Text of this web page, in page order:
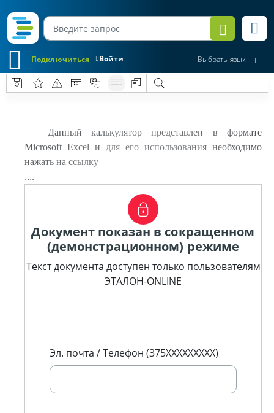
Войти
Подключиться Выбрать язык
Данный калькулятор представлен в формате
Microsoft Excel и для его использования необходимо
нажать на ссылку
....
Документ показан в сокращенном
(демонстрационном) режиме
Текст документа доступен только пользователям
ЭТАЛОН-ONLINE
Эл. почта / Телефон (375XXXXXXXXX)